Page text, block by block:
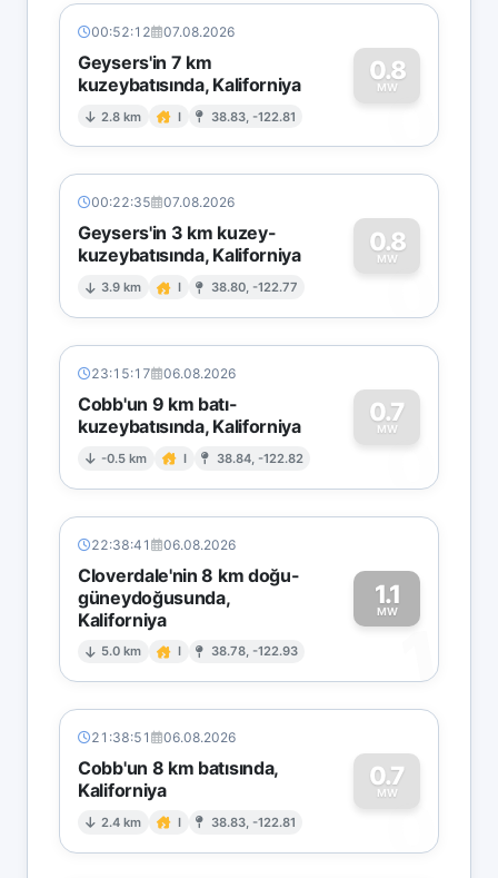
00:52:12 07.08.2026
Geysers'in 7 km
kuzeybatısında, Kaliforniya
2.8 km I 38.83, -122.81
0.8
MW
0
00:22:35 07.08.2026
Geysers'in 3 km kuzey-
kuzeybatısında, Kaliforniya
3.9 km I 38.80, -122.77
0.8
MW
0
23:15:17 06.08.2026
Cobb'un 9 km batı-
kuzeybatısında, Kaliforniya
-0.5 km I 38.84, -122.82
0.7
MW
0
22:38:41 06.08.2026
Cloverdale'nin 8 km doğu-
güneydoğusunda,
Kaliforniya
5.0 km I 38.78, -122.93
1.1
MW
1
21:38:51 06.08.2026
Cobb'un 8 km batısında,
Kaliforniya
2.4 km I 38.83, -122.81
0.7
MW
0